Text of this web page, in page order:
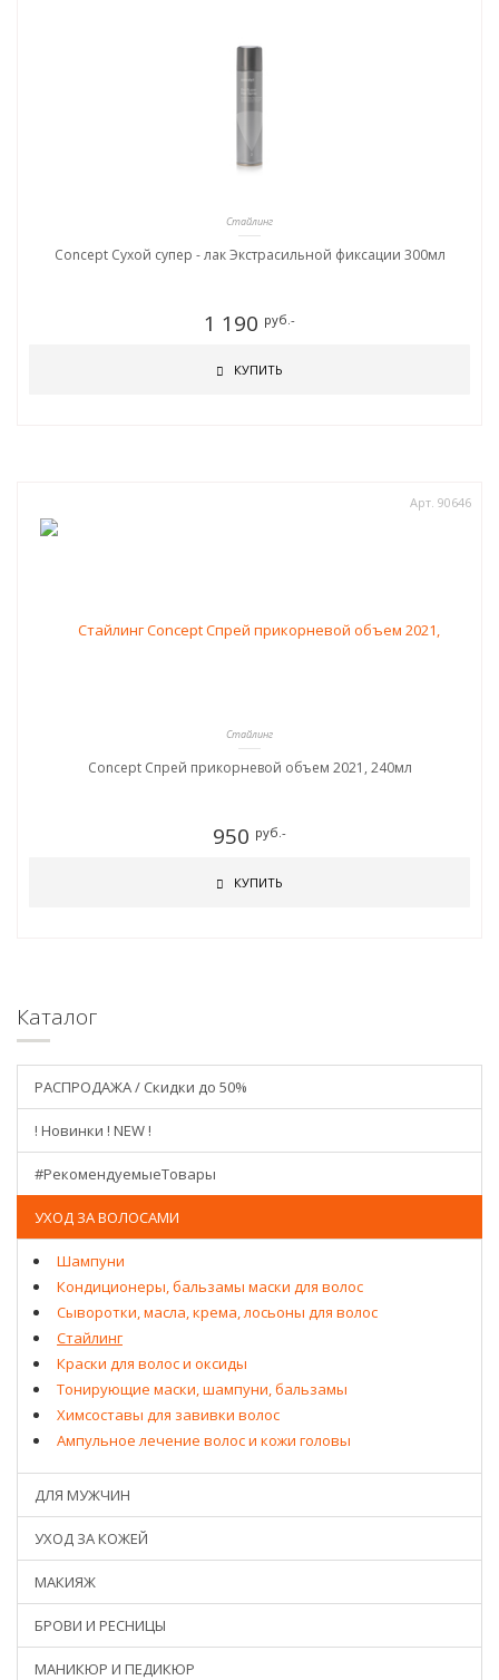
Стайлинг
Concept Сухой супер - лак Экстрасильной фиксации 300мл
1 190 руб.-
КУПИТЬ
Арт. 90646
Стайлинг
Concept Спрей прикорневой объем 2021, 240мл
950 руб.-
КУПИТЬ
Каталог
РАСПРОДАЖА / Скидки до 50%
! Новинки ! NEW !
#РекомендуемыеТовары
УХОД ЗА ВОЛОСАМИ
Шампуни
Кондиционеры, бальзамы маски для волос
Сыворотки, масла, крема, лосьоны для волос
Стайлинг
Краски для волос и оксиды
Тонирующие маски, шампуни, бальзамы
Химсоставы для завивки волос
Ампульное лечение волос и кожи головы
ДЛЯ МУЖЧИН
УХОД ЗА КОЖЕЙ
МАКИЯЖ
БРОВИ И РЕСНИЦЫ
МАНИКЮР И ПЕДИКЮР